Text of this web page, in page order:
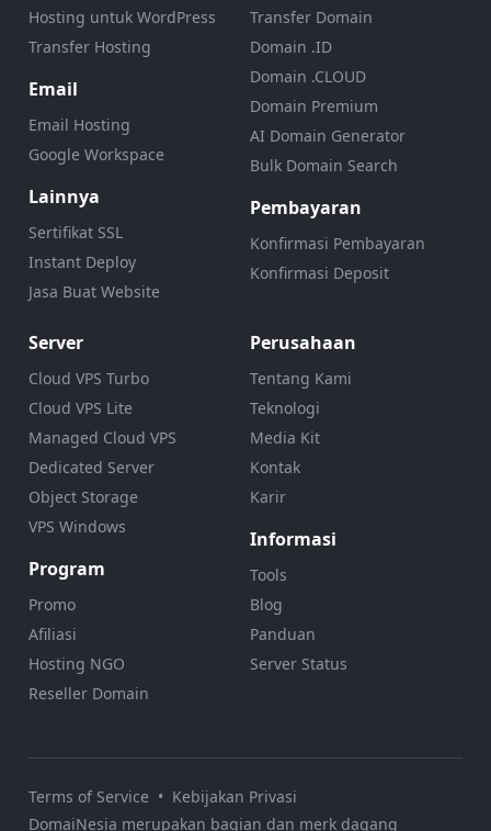
Hosting untuk WordPress
Transfer Hosting
Email
Email Hosting
Google Workspace
Lainnya
Sertifikat SSL
Instant Deploy
Jasa Buat Website
Transfer Domain
Domain .ID
Domain .CLOUD
Domain Premium
AI Domain Generator
Bulk Domain Search
Pembayaran
Konfirmasi Pembayaran
Konfirmasi Deposit
Server
Cloud VPS Turbo
Cloud VPS Lite
Managed Cloud VPS
Dedicated Server
Object Storage
VPS Windows
Program
Promo
Afiliasi
Hosting NGO
Reseller Domain
Perusahaan
Tentang Kami
Teknologi
Media Kit
Kontak
Karir
Informasi
Tools
Blog
Panduan
Server Status
Terms of Service • Kebijakan Privasi
DomaiNesia merupakan bagian dan merk dagang